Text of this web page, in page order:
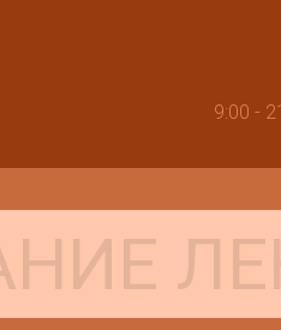
9:00 -